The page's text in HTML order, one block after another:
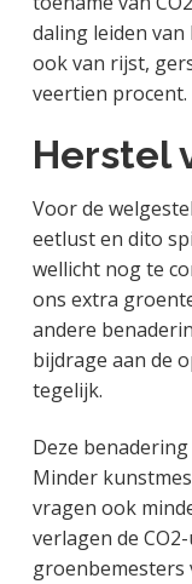
daling leiden
ook van rijst,
veertien procent.
Herstel
Voor de
eetlust en dito
wellicht nog te
ons extra
andere
bijdrage aan de
tegelijk.
Deze
Minder
vragen ook
verlagen de